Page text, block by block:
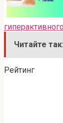
Читайте
Рейтинг